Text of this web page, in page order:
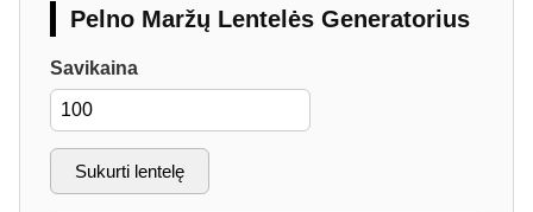
Pelno Maržų Lentelės Generatorius
Savikaina
Sukurti lentelę